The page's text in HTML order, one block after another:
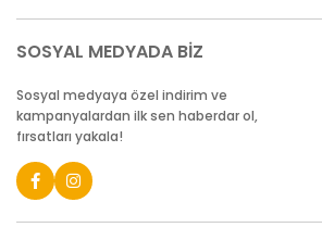
SOSYAL MEDYADA BİZ
Sosyal medyaya özel indirim ve
kampanyalardan ilk sen haberdar ol,
fırsatları yakala!